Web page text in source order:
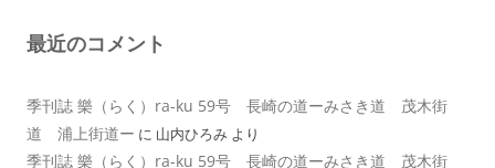
最近のコメント
季刊誌 樂（らく）ra-ku 59号 長崎の道ーみさき道 茂木街
道 浦上街道ー に 山内ひろみ より
季刊誌 樂（らく）ra-ku 59号 長崎の道ーみさき道 茂木街